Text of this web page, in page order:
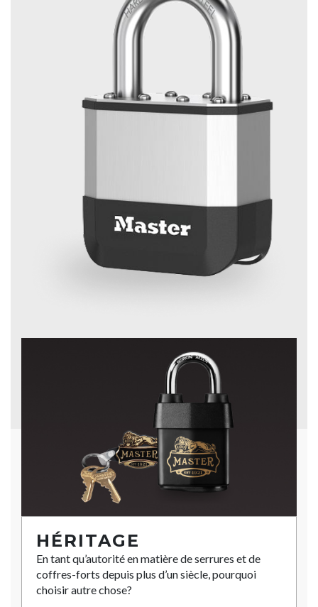
HÉRITAGE
En tant qu’autorité en matière de serrures et de
coffres-forts depuis plus d’un siècle, pourquoi
choisir autre chose?